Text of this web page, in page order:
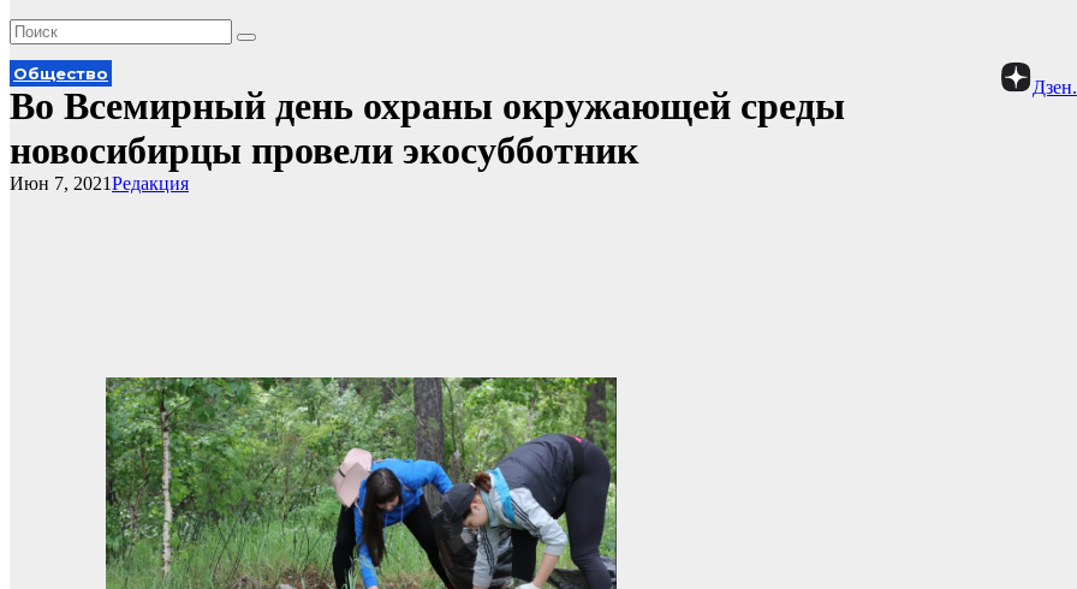
Общество
Во Всемирный день охраны окружающей среды
новосибирцы провели экосубботник
Редакция
Июн 7, 2021